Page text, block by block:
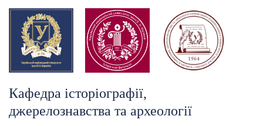
Кафедра історіографії,
джерелознавства та археології